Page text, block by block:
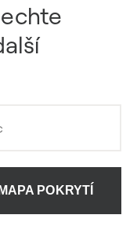
MAPA POKRYTÍ